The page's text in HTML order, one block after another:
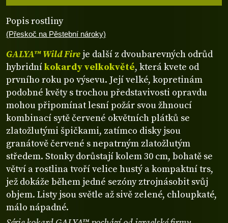
Popis rostliny
(Přeskoč na Pěstební nároky)
GALYA™ Wild Fire je další z dvoubarevných odrůd
hybridníkokardy velkokvěté, která kvete od
prvního roku po výsevu. Její velké, kopretinám
podobné květy s trochou představivosti opravdu
mohou připomínat lesní požár svou žhnoucí
kombinací sytě červené okvětních plátků se
zlatožlutými špičkami, zatímco disky jsou
granátově červené s nepatrným zlatožlutým
středem. Stonky dorůstají kolem 30 cm, bohatě se
větví a rostlina tvoří velice hustý a kompaktní trs,
jež dokáže během jedné sezóny ztrojnásobit svůj
objem. Listy jsou světle až sivě zelené, chloupkaté,
málo nápadné.